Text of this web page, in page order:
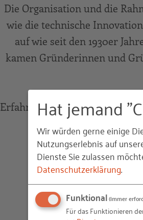
Die Organisation und die
wie die technische
auf wie seit den 1930er
kamen Gründerinnen und
Erfahren Sie mehr über die
Hat jemand
Wir würden gerne einige
Nutzungserlebnis auf
Dienste Sie zulassen
Datenschutzerklärung.
Funktional(immer
Für das Funktionieren